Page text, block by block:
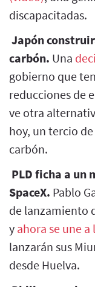
discapacitadas.
Japón
carbón. Una
gobierno que
reducciones de
ve otra
hoy, un tercio
carbón.
PLD ficha a un
SpaceX. Pablo
de lanzamiento
y ahora se une
lanzarán sus
desde Huelva.